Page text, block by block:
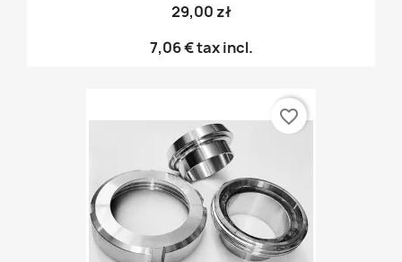
29,00 zł
7,06 €tax incl.
favorite_border